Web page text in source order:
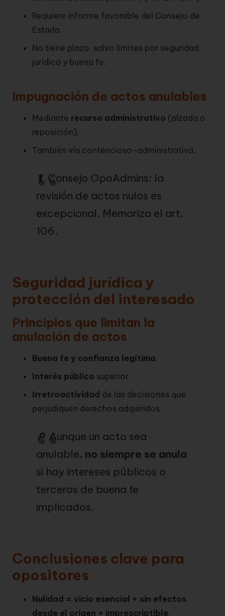
Requiere informe favorable del Consejo de
Estado.
No tiene plazo, salvo límites por seguridad
jurídica y buena fe.
Impugnación de actos anulables
Mediante recurso administrativo (alzada o
reposición).
También vía contencioso-administrativa.
⬆ Consejo OpoAdmins: la
revisión de actos nulos es
excepcional. Memoriza el art.
106.
Seguridad jurídica y
protección del interesado
Principios que limitan la
anulación de actos
Buena fe y confianza legítima.
Interés público superior.
Irretroactividad de las decisiones que
perjudiquen derechos adquiridos.
🔎 Aunque un acto sea
anulable, no siempre se anula
si hay intereses públicos o
terceros de buena fe
implicados.
Conclusiones clave para
opositores
Nulidad = vicio esencial + sin efectos
desde el origen + imprescriptible.